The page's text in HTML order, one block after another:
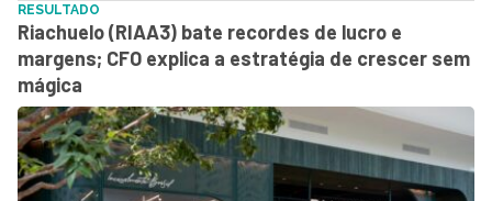
RESULTADO
Riachuelo (RIAA3) bate recordes de lucro e
margens; CFO explica a estratégia de crescer sem
mágica